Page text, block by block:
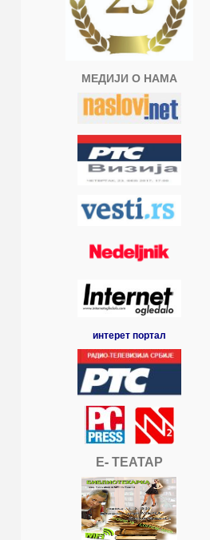
МЕДИЈИ О НАМА
интерет портал
Е- ТЕАТАР